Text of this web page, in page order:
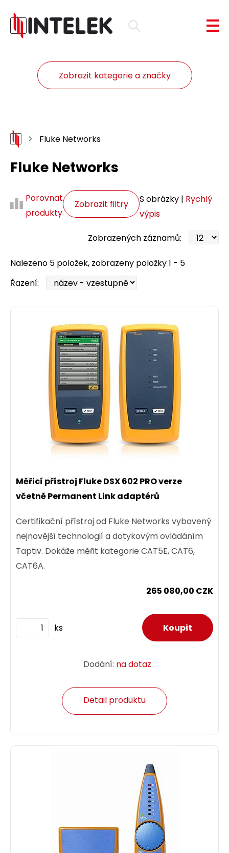
Zobrazit kategorie a značky
Fluke Networks
Fluke Networks
Porovnat
produkty
Zobrazit filtry S obrázky | Rychlý
výpis
Zobrazených záznamů:
Nalezeno 5 položek, zobrazeny položky 1 - 5
Řazení:
Měřicí přístroj Fluke DSX 602 PRO verze
včetně Permanent Link adaptérů
Certifikační přístroj od Fluke Networks vybavený
nejnovější technologií a dotykovým ovládáním
Taptiv. Dokáže měřit kategorie CAT5E, CAT6,
CAT6A.
265 080,00 CZK
ks
Dodání: na dotaz
Detail produktu